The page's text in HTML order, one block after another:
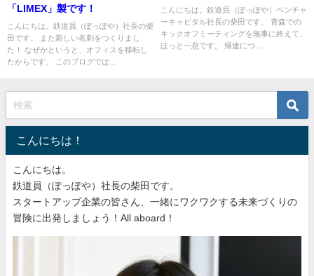
「LIMEX」製です！
こんにちは。鉄道員（ぽっぽや）社長の柴
田です。 また新しい名刺をつくりまし
た！ なぜかというと、オフィスを移転し
たからです。 このブログでは...
こんにちは。鉄道員（ぽっぽや）ベンチャ
ーキャピタル社長の柴田です。 青森での
キックオフミーティングを無事に終えて、
ほっと一息です。 帰途につ...
こんにちは！
こんにちは。
鉄道員（ぽっぽや）社長の柴田です。
スタートアップ企業の皆さん、一緒にワクワクする未来づくりの
冒険に出発しましょう！All aboard！